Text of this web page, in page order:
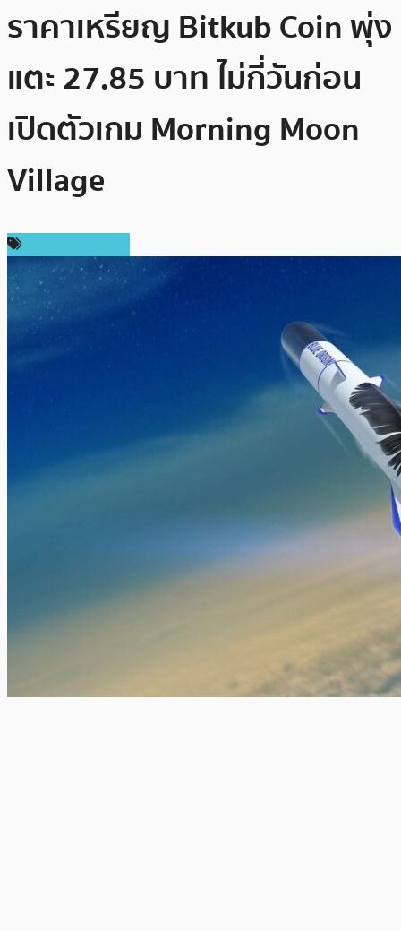
ราคาเหรียญ Bitkub Coin พุ่ง
แตะ 27.85 บาท ไม่กี่วันก่อน
เปิดตัวเกม Morning Moon
Village